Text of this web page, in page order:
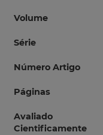
Volume
Série
Número Artigo
Páginas
Avaliado
Cientificamente